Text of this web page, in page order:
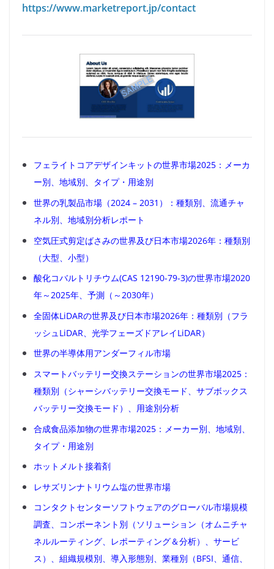
https://www.marketreport.jp/contact
フェライトコアデザインキットの世界市場2025：メーカ
ー別、地域別、タイプ・用途別
世界の乳製品市場（2024 – 2031）：種類別、流通チャ
ネル別、地域別分析レポート
空気圧式剪定ばさみの世界及び日本市場2026年：種類別
（大型、小型）
酸化コバルトリチウム(CAS 12190-79-3)の世界市場2020
年～2025年、予測（～2030年）
全固体LiDARの世界及び日本市場2026年：種類別（フラ
ッシュLiDAR、光学フェーズドアレイLiDAR）
世界の半導体用アンダーフィル市場
スマートバッテリー交換ステーションの世界市場2025：
種類別（シャーシバッテリー交換モード、サブボックス
バッテリー交換モード）、用途別分析
合成食品添加物の世界市場2025：メーカー別、地域別、
タイプ・用途別
ホットメルト接着剤
レサズリンナトリウム塩の世界市場
コンタクトセンターソフトウェアのグローバル市場規模
調査、コンポーネント別（ソリューション（オムニチャ
ネルルーティング、レポーティング＆分析）、サービ
ス）、組織規模別、導入形態別、業種別（BFSI、通信、